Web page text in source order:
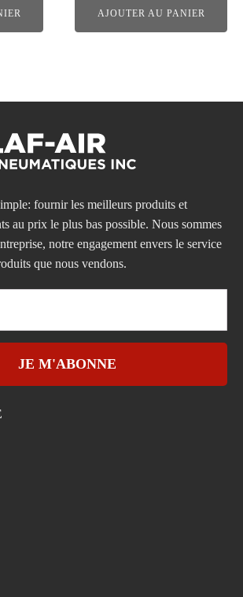
AJOUTER AU PANIER
fournir les meilleurs produits et
au prix le plus bas possible. Nous sommes
notre engagement envers le service
que nous vendons.
JE M'ABONNE